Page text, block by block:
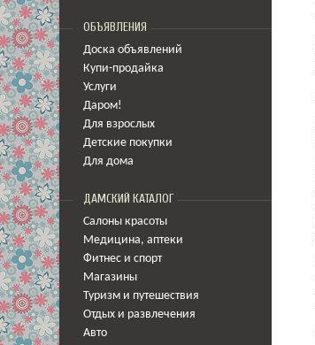
ОБЪЯВЛЕНИЯ
Доска объявлений
Купи-продайка
Услуги
Даром!
Для взрослых
Детские покупки
Для дома
ДАМСКИЙ КАТАЛОГ
Салоны красоты
Медицина, аптеки
Фитнес и спорт
Магазины
Туризм и путешествия
Отдых и развлечения
Авто